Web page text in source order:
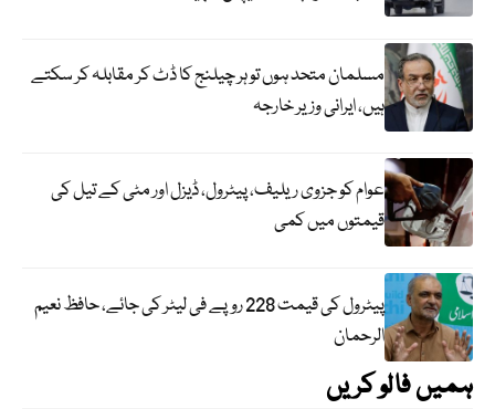
مسلمان متحد ہوں تو ہر چیلنج کا ڈٹ کر مقابلہ کر سکتے
ہیں، ایرانی وزیر خارجہ
عوام کو جزوی ریلیف، پیٹرول، ڈیزل اور مٹی کے تیل کی
قیمتوں میں کمی
پیٹرول کی قیمت 228 روپے فی لیٹر کی جائے، حافظ نعیم
الرحمان
ہمیں فالو کریں